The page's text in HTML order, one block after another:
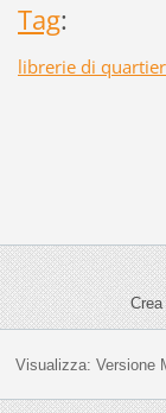
Tag:
librerie di
Visualizza: Versione